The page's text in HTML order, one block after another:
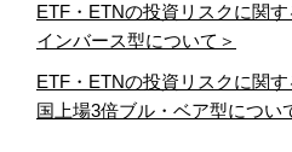
ETF・ETNの投資リスクに関す
インバース型について＞
ETF・ETNの投資リスクに関
国上場3倍ブル・ベア型につい